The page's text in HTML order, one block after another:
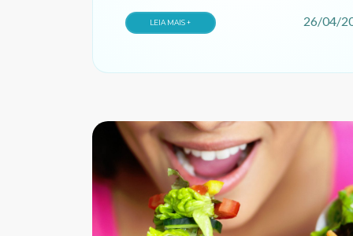
dietéticos que podem contribuir para o
dessa condição e como fazer escolhas
LEIA MAIS + 26/04/